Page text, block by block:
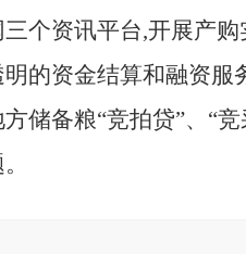
三个资讯平台,开展产
明的资金结算和融资服
储备粮“竞拍贷”、“